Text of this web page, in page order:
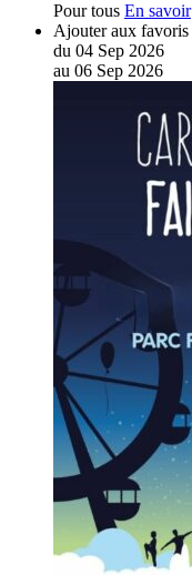
Pour tous En savoir
Ajouter aux favoris
du 04 Sep 2026
au 06 Sep 2026